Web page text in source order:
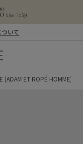
いて
(ADAM ET ROPÉ HOMME)